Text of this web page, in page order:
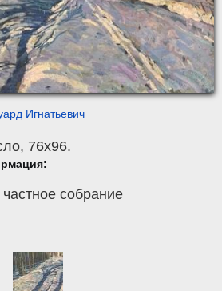
Игнатьевич
, 76x96.
собрание